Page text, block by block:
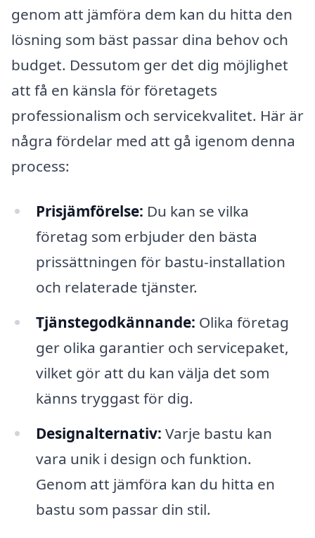
genom att jämföra dem kan du hitta den
lösning som bäst passar dina behov och
budget. Dessutom ger det dig möjlighet
att få en känsla för företagets
professionalism och servicekvalitet. Här är
några fördelar med att gå igenom denna
process:
Prisjämförelse: Du kan se vilka
företag som erbjuder den bästa
prissättningen för bastu-installation
och relaterade tjänster.
Tjänstegodkännande: Olika företag
ger olika garantier och servicepaket,
vilket gör att du kan välja det som
känns tryggast för dig.
Designalternativ: Varje bastu kan
vara unik i design och funktion.
Genom att jämföra kan du hitta en
bastu som passar din stil.